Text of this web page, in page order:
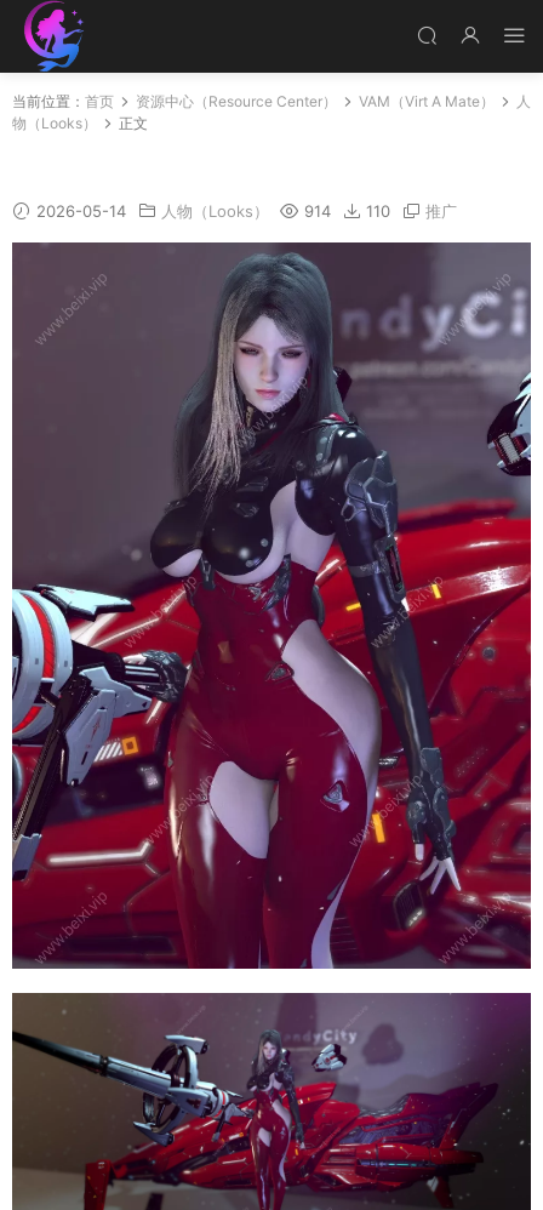
当前位置： 首页 资源中心（Resource Center） VAM（Virt A Mate）
人
物（Looks）
正文
2026-05-14 人物（Looks） 914 110 推广